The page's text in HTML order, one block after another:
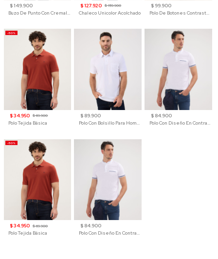
$ 149.900
Buzo De Punto Con Cremallera Para Hombre
$ 127.920 $ 159.900
Chaleco Unicolor Acolchado
$ 99.900
Polo De Botones Contraste Para Hombre
-50%
$ 34.950 $ 69.900
Polo Tejida Básica
$ 89.900
Polo Con Bolsillo Para Hombre
$ 84.900
Polo Con Diseño En Contraste
-50%
$ 34.950 $ 69.900
Polo Tejida Básica
$ 84.900
Polo Con Diseño En Contraste